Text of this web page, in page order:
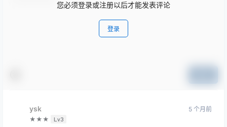
您必须登录或注册以后才能发表评论
登录
ysk
★★★ Lv3
5 个月前